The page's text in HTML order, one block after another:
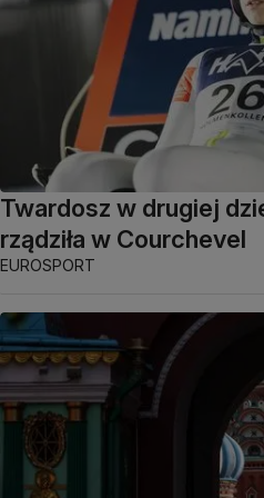
Twardosz w drugiej
rządziła w Courchevel
EUROSPORT